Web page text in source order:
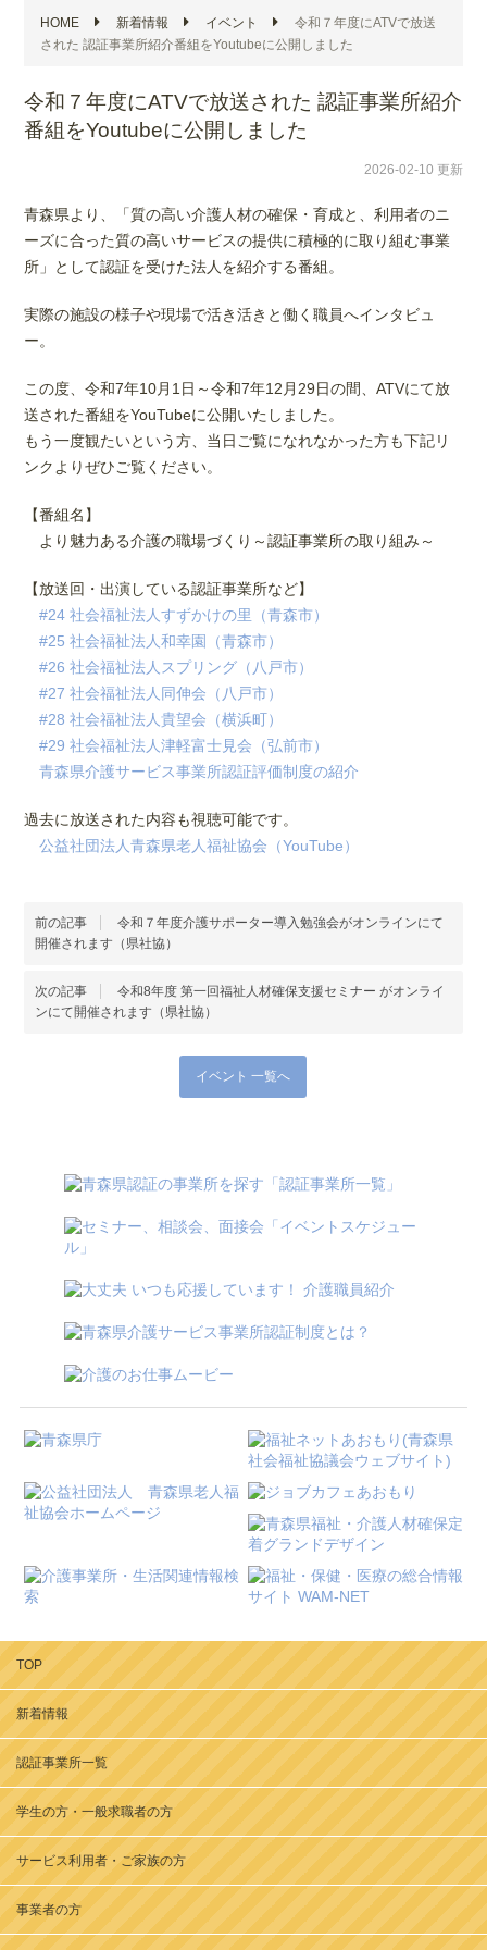
HOME 新着情報 イベント
令和７年度にATVで放送
された 認証事業所紹介番組をYoutubeに公開しました
令和７年度にATVで放送された 認証事業所紹介
番組をYoutubeに公開しました
2026-02-10 更新
青森県より、「質の高い介護人材の確保・育成と、利用者のニ
ーズに合った質の高いサービスの提供に積極的に取り組む事業
所」として認証を受けた法人を紹介する番組。
実際の施設の様子や現場で活き活きと働く職員へインタビュ
ー。
この度、令和7年10月1日～令和7年12月29日の間、ATVにて放
送された番組をYouTubeに公開いたしました。
もう一度観たいという方、当日ご覧になれなかった方も下記リ
ンクよりぜひご覧ください。
【番組名】
より魅力ある介護の職場づくり～認証事業所の取り組み～
【放送回・出演している認証事業所など】
#24 社会福祉法人すずかけの里（青森市）
#25 社会福祉法人和幸園（青森市）
#26 社会福祉法人スプリング（八戸市）
#27 社会福祉法人同伸会（八戸市）
#28 社会福祉法人貴望会（横浜町）
#29 社会福祉法人津軽富士見会（弘前市）
青森県介護サービス事業所認証評価制度の紹介
過去に放送された内容も視聴可能です。
公益社団法人青森県老人福祉協会（YouTube）
前の記事
令和７年度介護サポーター導入勉強会がオンラインにて
開催されます（県社協）
次の記事
令和8年度 第一回福祉人材確保支援セミナー がオンライ
ンにて開催されます（県社協）
イベント 一覧へ
TOP
新着情報
認証事業所一覧
学生の方・一般求職者の方
サービス利用者・ご家族の方
事業者の方